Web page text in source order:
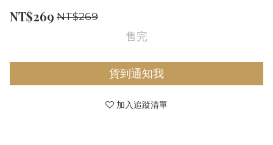
NT$269 NT$269
售完
貨到通知我
加入追蹤清單